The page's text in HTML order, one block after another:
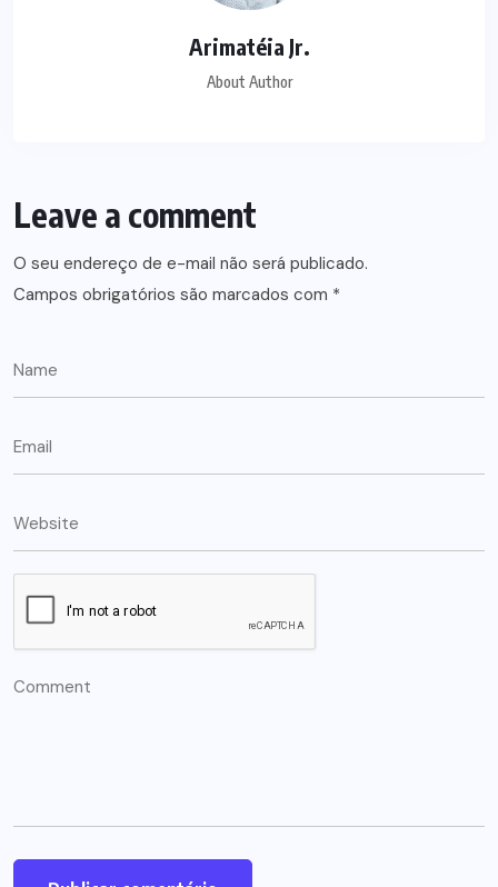
Arimatéia Jr.
About Author
Leave a comment
O seu endereço de e-mail não será publicado.
Campos obrigatórios são marcados com *